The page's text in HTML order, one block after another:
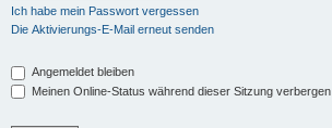
Ich habe mein Passwort vergessen
Die Aktivierungs-E-Mail erneut senden
Angemeldet bleiben
Meinen Online-Status während dieser Sitzung verbergen